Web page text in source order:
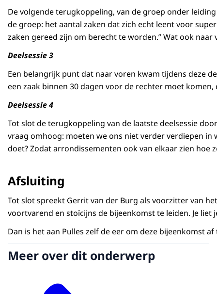
De volgende terugkoppeling, van de groep onder
de groep: het aantal zaken dat zich echt leent voor
zaken gereed zijn om berecht te worden.” Wat ook
Deelsessie 3
Een belangrijk punt dat naar voren kwam tijdens deze
een zaak binnen 30 dagen voor de rechter moet
Deelsessie 4
Tot slot de terugkoppeling van de laatste deelsessie
vraag omhoog: moeten we ons niet verder verdiepen
doet? Zodat arrondissementen ook van elkaar zien hoe
Afsluiting
Tot slot spreekt Gerrit van der Burg als voorzitter van
voortvarend en stoïcijns de bijeenkomst te leiden. Je
Dan is het aan Pulles zelf de eer om deze bijeenkomst
Meer over dit onderwerp